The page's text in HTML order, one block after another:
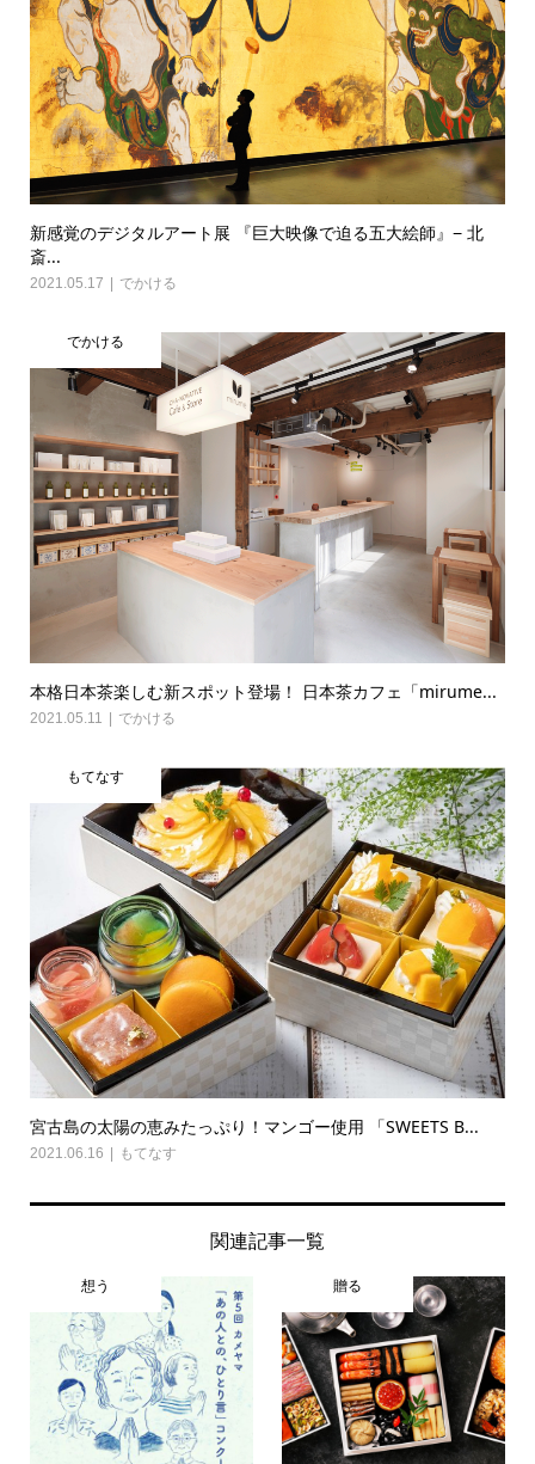
新感覚のデジタルアート展 『巨大映像で迫る五大絵師』− 北
斎...
2021.05.17 でかける
でかける
本格日本茶楽しむ新スポット登場！ 日本茶カフェ「mirume...
2021.05.11 でかける
もてなす
宮古島の太陽の恵みたっぷり！マンゴー使用 「SWEETS B...
2021.06.16 もてなす
関連記事一覧
想う 贈る